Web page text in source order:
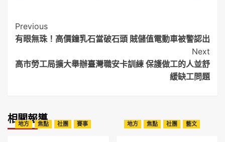
Post
Navigation
Previous
有眼無珠！高價鐘乳石當破石頭 賊儲值電動車被警認出
Next
高市勞工局擴大舉辦臺灣職安卡訓練 保護做工的人並舒
緩缺工問題
相關報導
地方 焦點 社團 賽事 地方 焦點 社團 藝文